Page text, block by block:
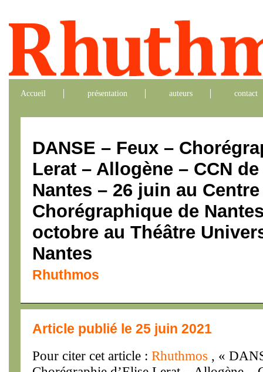
Accueil présentation auteurs contact
DANSE – Feux –
Lerat – Allogène – CCN
Nantes – 26 juin au Centre
Chorégraphique de
octobre au Théâtre
Nantes
Rhuthmos
Article publié le 25 juin 2021
Pour citer cet article : Rhuthmos , «